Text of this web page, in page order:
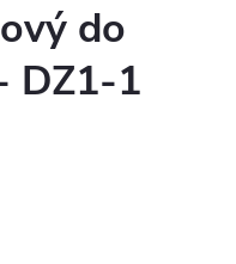
do
DZ1-1